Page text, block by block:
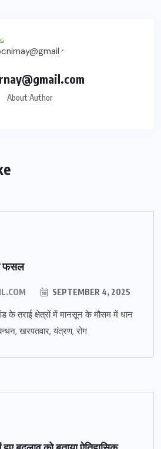
About Author
फसल
SEPTEMBER 4, 2025
के तराई क्षेत्रों में मानसून के मौसम में धान
खरपतवार, यंत्रण, रोग